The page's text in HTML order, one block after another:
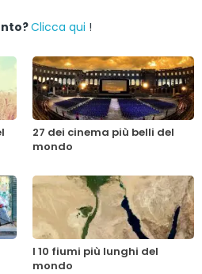
Clicca qui !
27 dei cinema più belli del
mondo
I 10 fiumi più lunghi del
mondo